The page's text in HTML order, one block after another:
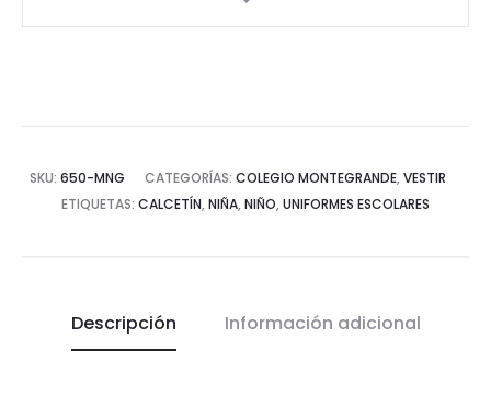
SKU: 650-MNG CATEGORÍAS: COLEGIO MONTEGRANDE, VESTIR
ETIQUETAS: CALCETÍN, NIÑA, NIÑO, UNIFORMES ESCOLARES
Descripción Información adicional